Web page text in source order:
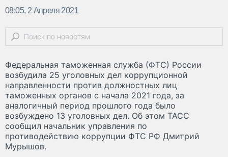
08:05, 2 Апреля 2021
Федеральная таможенная служба (ФТС) России
возбудила 25 уголовных дел коррупционной
направленности против должностных лиц
таможенных органов с начала 2021 года, за
аналогичный период прошлого года было
возбуждено 13 уголовных дел. Об этом ТАСС
сообщил начальник управления по
противодействию коррупции ФТС РФ Дмитрий
Мурышов.